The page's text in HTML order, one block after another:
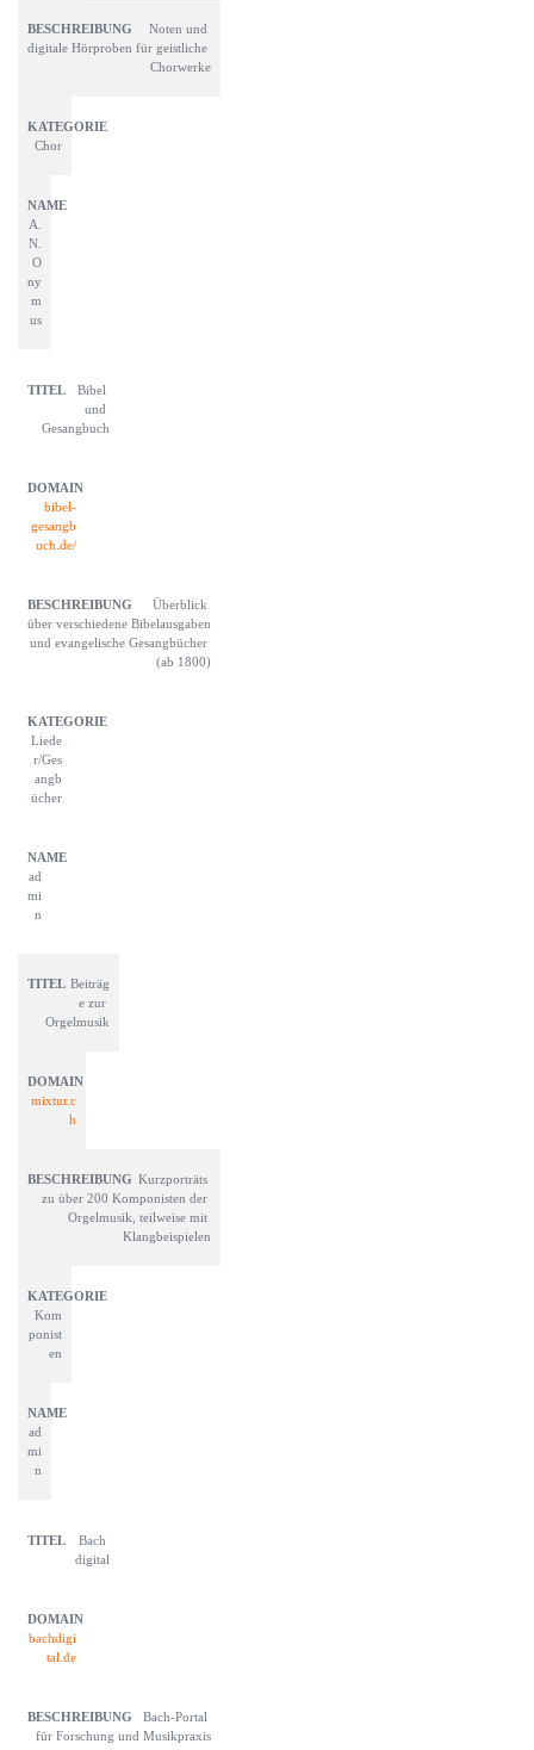
Noten und
digitale Hörproben für geistliche
Chorwerke
Chor
A.
N.
O
ny
m
us
Bibel
und
Gesangbuch
bibel-
gesangb
uch.de/
Überblick
über verschiedene Bibelausgaben
und evangelische Gesangbücher
(ab 1800)
Liede
r/Ges
angb
ücher
ad
mi
n
Beiträg
e zur
Orgelmusik
mixtur.c
h
Kurzporträts
zu über 200 Komponisten der
Orgelmusik, teilweise mit
Klangbeispielen
Kom
ponist
en
ad
mi
n
Bach
digital
bachdigi
tal.de
Bach-Portal
für Forschung und Musikpraxis